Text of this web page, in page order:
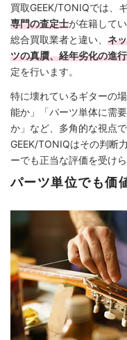
買取GEEK/TONIQでは、
専門の査定士が在籍して
総合買取業者と違い、 ネ
ツの真贋、経年劣化の進
定を行います。
特に壊れているギターの
能か」「パーツ単体に需
か」など、多角的な視点
GEEK/TONIQはその判断
ーでも正当な評価を受け
パーツ単位でも価